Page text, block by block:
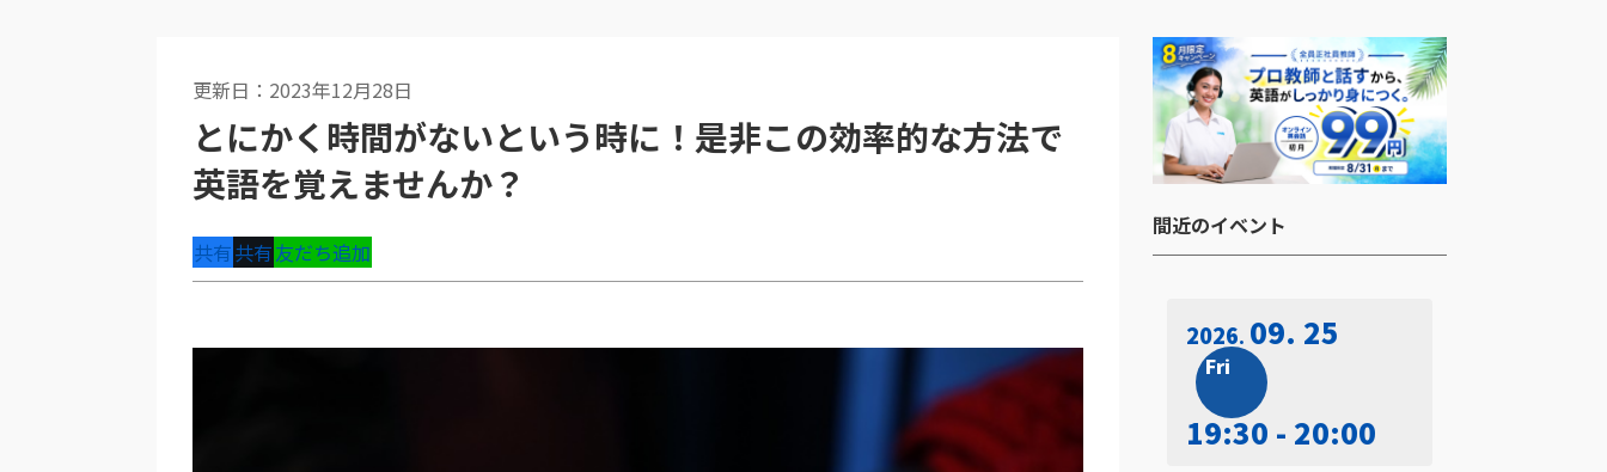
更新日：2023年12月28日
とにかく時間がないという時に！是非この効率的な方法で
英語を覚えませんか？
共有共有友だち追加
間近のイベント​
2026 09. 25
Fri
19:30 - 20:00